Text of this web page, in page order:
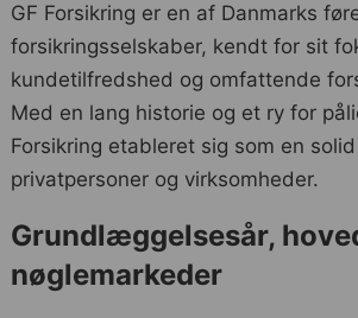
GF Forsikring er en af Danmarks
forsikringsselskaber, kendt for sit
kundetilfredshed og omfattende
Med en lang historie og et ry for
Forsikring etableret sig som en
privatpersoner og virksomheder.
Grundlæggelsesår,
nøglemarkeder